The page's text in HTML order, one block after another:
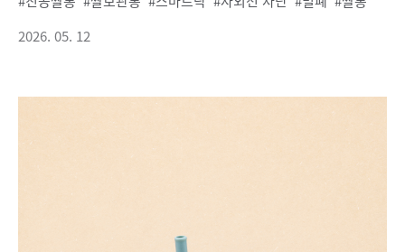
2026. 05. 12